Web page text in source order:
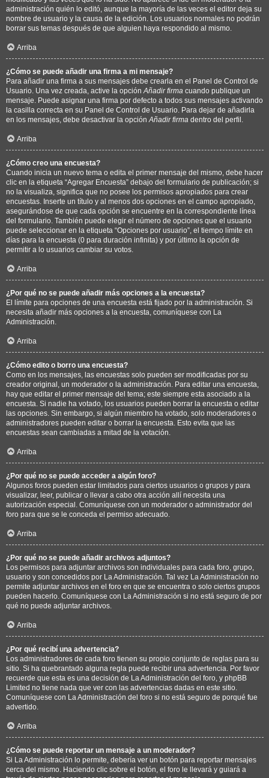
administración quién lo editó, aunque la mayoría de las veces el editor deja su
nombre de usuario y la causa de la edición. Los usuarios normales no podrán
borrar sus temas después de que alguien haya respondido al mismo.
Arriba
¿Cómo se puede añadir una firma a mi mensaje?
Para añadir una firma a sus mensajes debe crearla en el Panel de Control de
Usuario. Una vez creada, active la opción Añadir firma cuando publique un
mensaje. Puede asignar una firma por defecto a todos sus mensajes activando
la casilla correcta en su Panel de Control de Usuario. Para dejar de añadirla
en los mensajes, debe desactivar la opción Añadir firma dentro del perfil.
Arriba
¿Cómo creo una encuesta?
Cuando inicia un nuevo tema o edita el primer mensaje del mismo, debe hacer
clic en la etiqueta “Agregar Encuesta” debajo del formulario de publicación; si
no la visualiza, significa que no posee los permisos apropiados para crear
encuestas. Inserte un título y al menos dos opciones en el campo apropiado,
asegurándose de que cada opción se encuentre en la correspondiente línea
del formulario. También puede elegir el número de opciones que el usuario
puede seleccionar en la etiqueta “Opciones por usuario”, el tiempo límite en
días para la encuesta (0 para duración infinita) y por último la opción de
permitir a lo usuarios cambiar su votos.
Arriba
¿Por qué no se puede añadir más opciones a la encuesta?
El límite para opciones de una encuesta está fijado por la administración. Si
necesita añadir más opciones a la encuesta, comuníquese con La
Administración.
Arriba
¿Cómo edito o borro una encuesta?
Como en los mensajes, las encuestas solo pueden ser modificadas por su
creador original, un moderador o la administración. Para editar una encuesta,
hay que editar el primer mensaje del tema; este siempre esta asociado a la
encuesta. Si nadie ha votado, los usuarios pueden borrar la encuesta o editar
las opciones. Sin embargo, si algún miembro ha votado, solo moderadores o
administradores pueden editar o borrar la encuesta. Esto evita que las
encuestas sean cambiadas a mitad de la votación.
Arriba
¿Por qué no se puede acceder a algún foro?
Algunos foros pueden estar limitados para ciertos usuarios o grupos y para
visualizar, leer, publicar o llevar a cabo otra acción allí necesita una
autorización especial. Comuníquese con un moderador o administrador del
foro para que se le conceda el permiso adecuado.
Arriba
¿Por qué no se puede añadir archivos adjuntos?
Los permisos para adjuntar archivos son individuales para cada foro, grupo,
usuario y son concedidos por La Administración. Tal vez La Administración no
permite adjuntar archivos en el foro en que se encuentra o solo ciertos grupos
pueden hacerlo. Comuníquese con La Administración si no está seguro de por
qué no puede adjuntar archivos.
Arriba
¿Por qué recibí una advertencia?
Los administradores de cada foro tienen su propio conjunto de reglas para su
sitio. Si ha quebrantado alguna regla puede recibir una advertencia. Por favor
recuerde que esta es una decisión de La Administración del foro, y phpBB
Limited no tiene nada que ver con las advertencias dadas en este sitio.
Comuníquese con La Administración del foro si no está seguro de porqué fue
advertido.
Arriba
¿Cómo se puede reportar un mensaje a un moderador?
Si La Administración lo permite, debería ver un botón para reportar mensajes
cerca del mismo. Haciendo clic sobre el botón, el foro le llevará y guiará a